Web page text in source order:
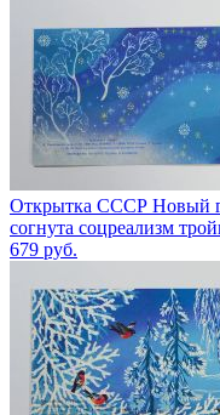
Открытка СССР Новый
согнута соцреализм
679 руб.